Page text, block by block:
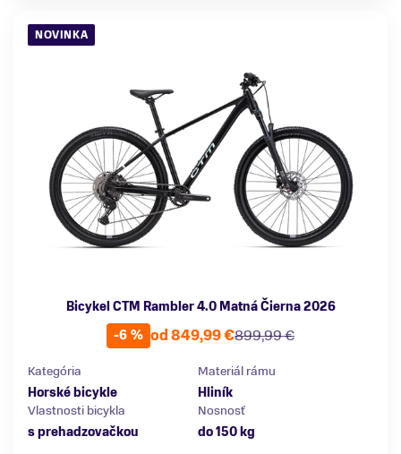
NOVINKA
Bicykel CTM Rambler 4.0 Matná Čierna 2026
-6 %
899,99 €
od 849,99 €
Kategória
Horské bicykle
Materiál rámu
Hliník
Vlastnosti bicykla
s prehadzovačkou
Nosnosť
do 150 kg